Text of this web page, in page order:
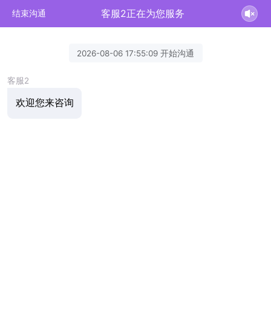
结束沟通 客服2正在为您服务
2026-08-06 17:55:09 开始沟通
客服2
欢迎您来咨询